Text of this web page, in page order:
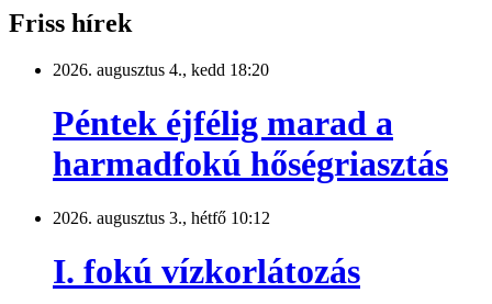
Friss hírek
2026. augusztus 4., kedd 18:20
Péntek éjfélig marad a
harmadfokú hőségriasztás
2026. augusztus 3., hétfő 10:12
I. fokú vízkorlátozás